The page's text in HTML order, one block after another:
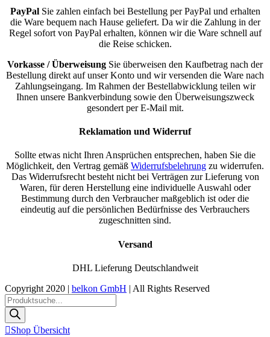
PayPal Sie zahlen einfach bei Bestellung per PayPal und erhalten
die Ware bequem nach Hause geliefert. Da wir die Zahlung in der
Regel sofort von PayPal erhalten, können wir die Ware schnell auf
die Reise schicken.
Vorkasse / Überweisung Sie überweisen den Kaufbetrag nach der
Bestellung direkt auf unser Konto und wir versenden die Ware nach
Zahlungseingang. Im Rahmen der Bestellabwicklung teilen wir
Ihnen unsere Bankverbindung sowie den Überweisungszweck
gesondert per E-Mail mit.
Reklamation und Widerruf
Sollte etwas nicht Ihren Ansprüchen entsprechen, haben Sie die
Möglichkeit, den Vertrag gemäß Widerrufsbelehrung zu widerrufen.
Das Widerrufsrecht besteht nicht bei Verträgen zur Lieferung von
Waren, für deren Herstellung eine individuelle Auswahl oder
Bestimmung durch den Verbraucher maßgeblich ist oder die
eindeutig auf die persönlichen Bedürfnisse des Verbrauchers
zugeschnitten sind.
Versand
DHL Lieferung Deutschlandweit
Copyright 2020 | belkon GmbH | All Rights Reserved
Facebook
Instagram
E-
Mail
Phone
Toggle
Sliding
Bar
Area
Products
search
Shop Übersicht